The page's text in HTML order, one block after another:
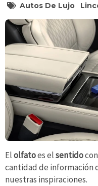
Autos De Lujo
Elolfatoes elsentido
cantidad de información
nuestras inspiraciones.